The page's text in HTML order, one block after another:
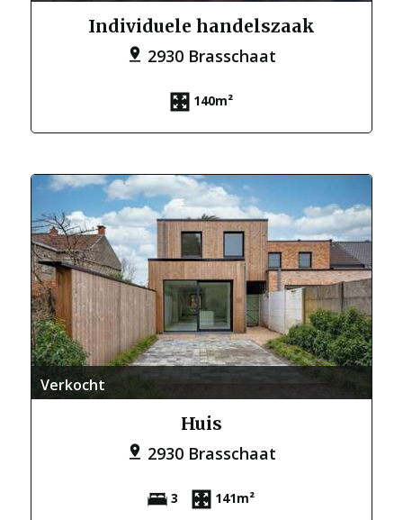
Individuele handelszaak
2930 Brasschaat
140m²
Verkocht
Huis
2930 Brasschaat
3 141m²